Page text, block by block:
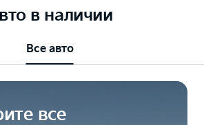
в наличии
Все авто
все